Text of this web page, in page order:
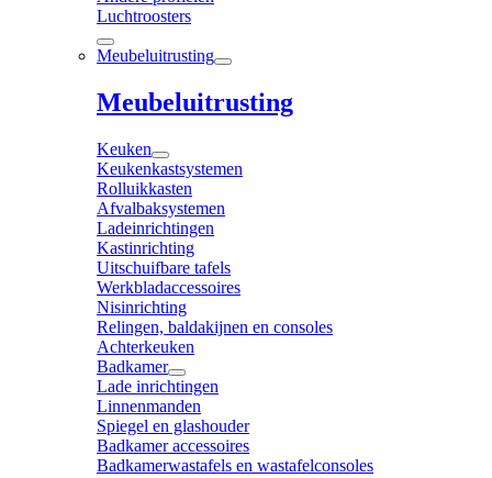
Luchtroosters
Meubeluitrusting
Meubeluitrusting
Keuken
Keukenkastsystemen
Rolluikkasten
Afvalbaksystemen
Ladeinrichtingen
Kastinrichting
Uitschuifbare tafels
Werkbladaccessoires
Nisinrichting
Relingen, baldakijnen en consoles
Achterkeuken
Badkamer
Lade inrichtingen
Linnenmanden
Spiegel en glashouder
Badkamer accessoires
Badkamerwastafels en wastafelconsoles